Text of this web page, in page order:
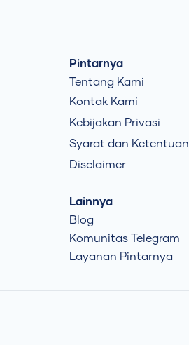
Pintarnya
Tentang Kami
Kontak Kami
Kebijakan Privasi
Syarat dan Ketentuan
Disclaimer
Lainnya
Blog
Komunitas Telegram
Layanan Pintarnya